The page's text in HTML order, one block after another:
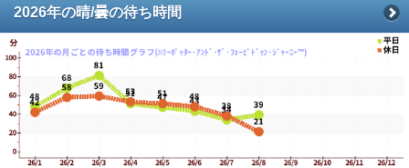
2026年の晴/曇の待ち時間